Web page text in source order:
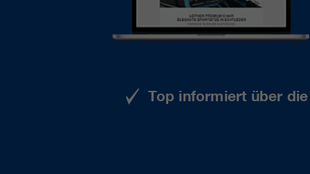
Top informiert über